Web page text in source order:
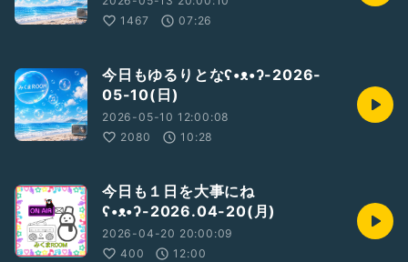
1467
07:26
今日もゆるりとなʕ•ᴥ•ʔ-2026-
05-10(日)
2026-05-10 12:00:08
2080
10:28
今日も１日を大事にね
ʕ•ᴥ•ʔ-2026.04-20(月)
2026-04-20 20:00:09
400
12:00